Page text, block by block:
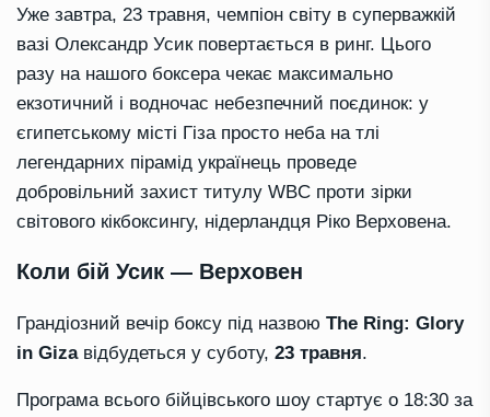
Уже завтра, 23 травня, чемпіон світу в суперважкій
вазі Олександр Усик повертається в ринг. Цього
разу на нашого боксера чекає максимально
екзотичний і водночас небезпечний поєдинок: у
єгипетському місті Гіза просто неба на тлі
легендарних пірамід українець проведе
добровільний захист титулу WBC проти зірки
світового кікбоксингу, нідерландця Ріко Верховена.
Коли бій Усик — Верховен
Грандіозний вечір боксу під назвою The Ring: Glory
in Gizaвідбудеться у суботу, 23 травня.
Програма всього бійцівського шоу стартує о 18:30 за